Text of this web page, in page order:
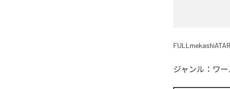
ジャンル： ワ